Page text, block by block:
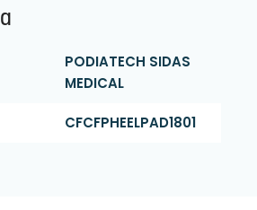
PODIATECH SIDAS
MEDICAL
CFCFPHEELPAD1801